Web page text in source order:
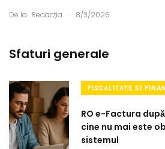
De la Redacția . 8/3/2026
Sfaturi generale
FISCALITATE SI
RO e-Factura
cine nu mai este
sistemul